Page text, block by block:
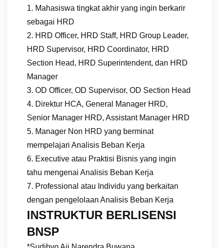
1. Mahasiswa tingkat akhir yang ingin berkarir
sebagai HRD
2. HRD Officer, HRD Staff, HRD Group Leader,
HRD Supervisor, HRD Coordinator, HRD
Section Head, HRD Superintendent, dan HRD
Manager
3. OD Officer, OD Supervisor, OD Section Head
4. Direktur HCA, General Manager HRD,
Senior Manager HRD, Assistant Manager HRD
5. Manager Non HRD yang berminat
mempelajari Analisis Beban Kerja
6. Executive atau Praktisi Bisnis yang ingin
tahu mengenai Analisis Beban Kerja
7. Professional atau Individu yang berkaitan
dengan pengelolaan Analisis Beban Kerja
INSTRUKTUR BERLISENSI
BNSP